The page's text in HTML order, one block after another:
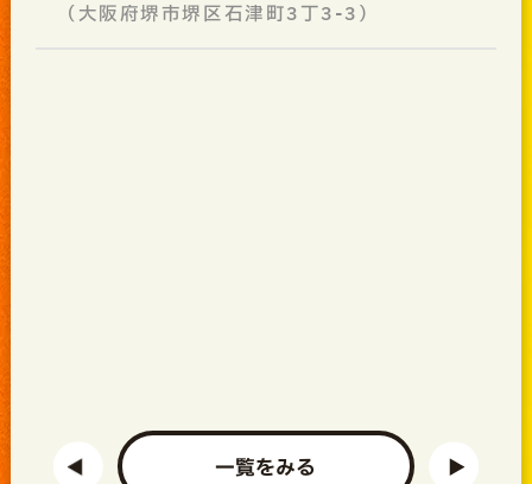
（大阪府堺市堺区石津町3丁3-3）
一覧をみる